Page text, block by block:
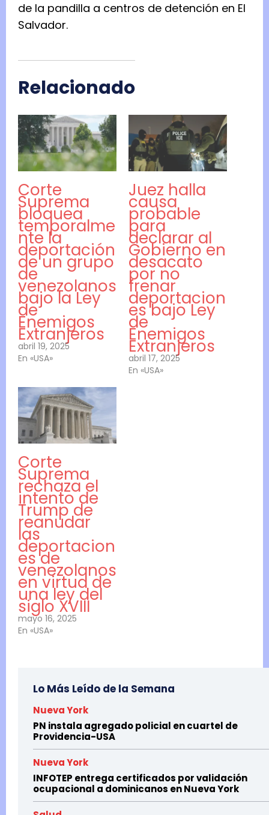
de la pandilla a centros de detención en El
Salvador.
Relacionado
Corte
Suprema
bloquea
temporalme
nte la
deportación
de un grupo
de
venezolanos
bajo la Ley
de
Enemigos
Extranjeros
abril 19, 2025
En «USA»
Juez halla
causa
probable
para
declarar al
Gobierno en
desacato
por no
frenar
deportacion
es bajo Ley
de
Enemigos
Extranjeros
abril 17, 2025
En «USA»
Corte
Suprema
rechaza el
intento de
Trump de
reanudar
las
deportacion
es de
venezolanos
en virtud de
una ley del
siglo XVIII
mayo 16, 2025
En «USA»
Lo Más Leído de la Semana
Nueva York
PN instala agregado policial en cuartel de
Providencia-USA
Nueva York
INFOTEP entrega certificados por validación
ocupacional a dominicanos en Nueva York